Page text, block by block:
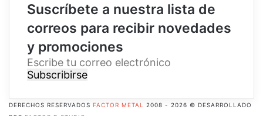
Suscríbete a nuestra lista de
correos para recibir novedades
y promociones
E
s
r
DERECHOS RESERVADOS FACTOR METAL
2008 - 2026 © DESARROLLADO